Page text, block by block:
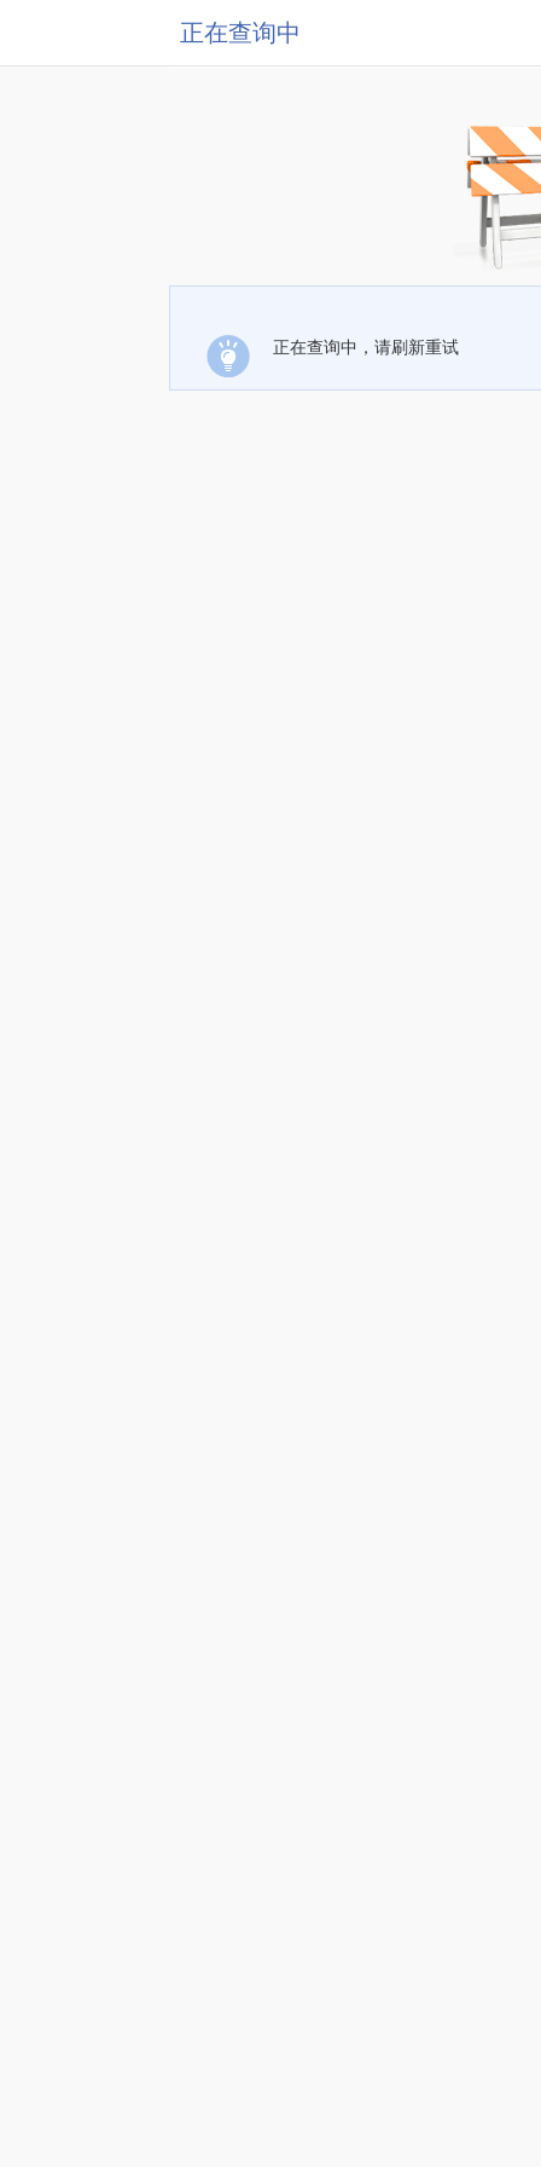
正在查询中
正在查询中，请刷新重试